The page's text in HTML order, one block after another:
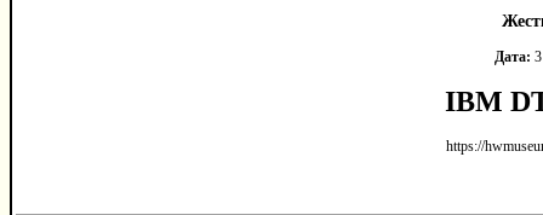
Дата:
IBM
https://